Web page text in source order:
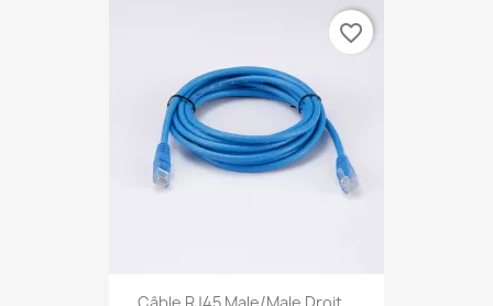
favorite_border